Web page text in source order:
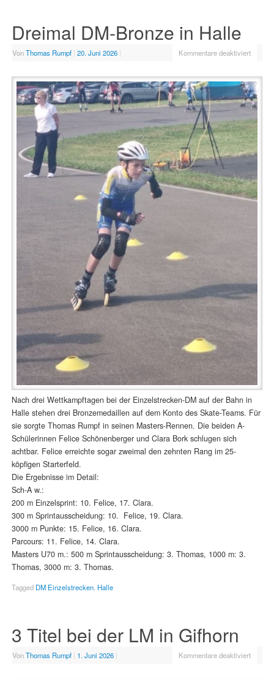
Dreimal DM-Bronze in Halle
VonThomas Rumpf | 20. Juni 2026 | Kommentare deaktiviert
Nach drei Wettkampftagen bei der Einzelstrecken-DM auf der Bahn in
Halle stehen drei Bronzemedaillen auf dem Konto des Skate-Teams. Für
sie sorgte Thomas Rumpf in seinen Masters-Rennen. Die beiden A-
Schülerinnen Felice Schönenberger und Clara Bork schlugen sich
achtbar. Felice erreichte sogar zweimal den zehnten Rang im 25-
köpfigen Starterfeld.
Die Ergebnisse im Detail:
Sch-A w.:
200 m Einzelsprint: 10. Felice, 17. Clara.
300 m Sprintausscheidung: 10. Felice, 19. Clara.
3000 m Punkte: 15. Felice, 16. Clara.
Parcours: 11. Felice, 14. Clara.
Masters U70 m.: 500 m Sprintausscheidung: 3. Thomas, 1000 m: 3.
Thomas, 3000 m: 3. Thomas.
Tagged DM Einzelstrecken, Halle
3 Titel bei der LM in Gifhorn
VonThomas Rumpf | 1. Juni 2026 | Kommentare deaktiviert